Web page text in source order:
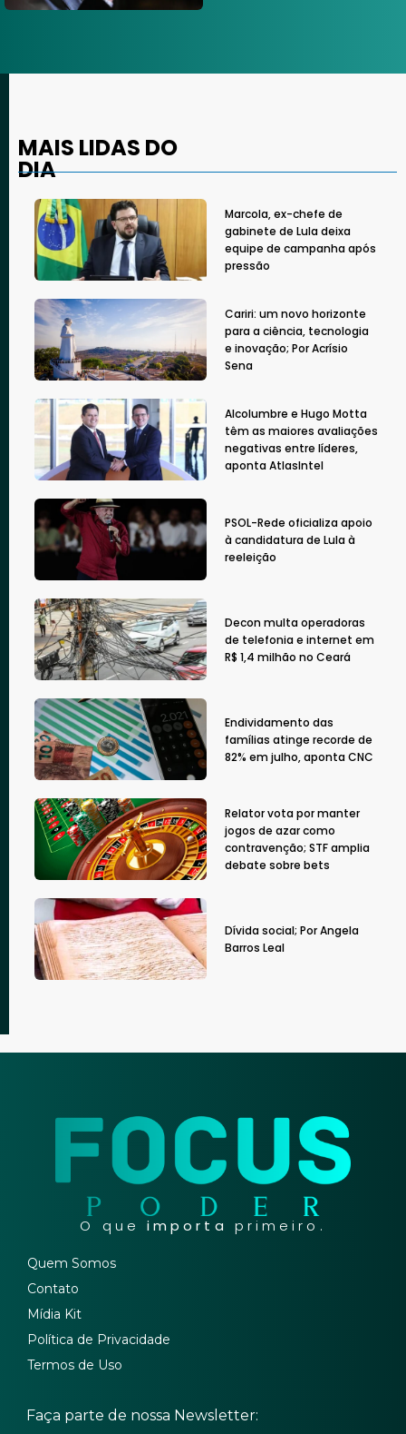
MAIS LIDAS DO
DIA
Marcola, ex-chefe de
gabinete de Lula deixa
equipe de campanha após
pressão
Cariri: um novo horizonte
para a ciência, tecnologia
e inovação; Por Acrísio
Sena
Alcolumbre e Hugo Motta
têm as maiores avaliações
negativas entre líderes,
aponta AtlasIntel
PSOL-Rede oficializa apoio
à candidatura de Lula à
reeleição
Decon multa operadoras
de telefonia e internet em
R$ 1,4 milhão no Ceará
Endividamento das
famílias atinge recorde de
82% em julho, aponta CNC
Relator vota por manter
jogos de azar como
contravenção; STF amplia
debate sobre bets
Dívida social; Por Angela
Barros Leal
O que importa primeiro.
Quem Somos
Contato
Mídia Kit
Política de Privacidade
Termos de Uso
Faça parte de nossa Newsletter: